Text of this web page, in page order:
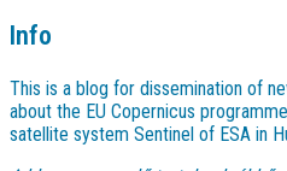
Info
This is a blog for dissemination of
about the EU Copernicus
satellite system Sentinel of ESA in